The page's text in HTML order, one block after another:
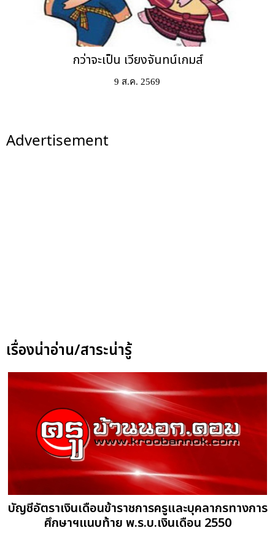
กว่าจะเป็น เวียงจันทน์เกมส์
9 ส.ค. 2569
Advertisement
เรื่องน่าอ่าน/สาระน่ารู้
บัญชีอัตราเงินเดือนข้าราชการครูและบุคลากรทางการ
ศึกษาฯแนบท้าย พ.ร.บ.เงินเดือน 2550